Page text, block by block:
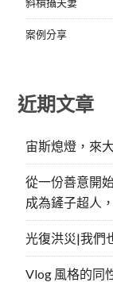
案例分享
近期文章
宙斯熄燈，來
從一份善意開
成為鏟子超人
光復洪災|我們
Vlog 風格的同